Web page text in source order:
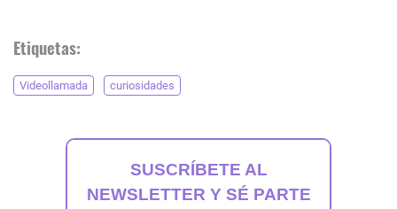
Etiquetas:
Videollamada curiosidades
SUSCRÍBETE AL
NEWSLETTER Y SÉ PARTE